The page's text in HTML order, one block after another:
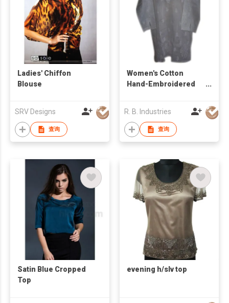
Ladies' Chiffon
Blouse
SRV Designs
查询
Women's Cotton
Hand-Embroidered
R. B. Industries
查询
Satin Blue Cropped
Top
evening h/slv top